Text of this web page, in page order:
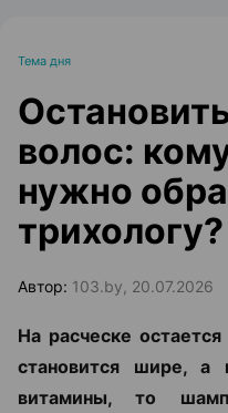
Тема дня
волос:
нужно
трихологу?
Автор: 103.by, 20.07.2026
На расческе
становится шире, а
витамины, то